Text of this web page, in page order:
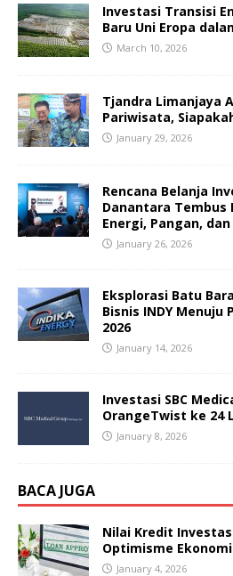
Investasi Transisi
Baru Uni Eropa
March 10, 2026
Tjandra Limanjaya
Pariwisata,
January 29, 2026
Rencana Belanja
Danantara Tembus
Energi, Pangan,
January 26, 2026
Eksplorasi Batu
Bisnis INDY Menuju
2026
January 14, 2026
Investasi SBC
OrangeTwist ke 24
January 8, 2026
BACA JUGA
Nilai Kredit
Optimisme
January 4, 2026